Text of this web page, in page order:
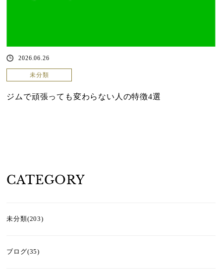
2026.06.26
未分類
ジムで頑張っても変わらない人の特徴4選
CATEGORY
未分類(203)
ブログ(35)